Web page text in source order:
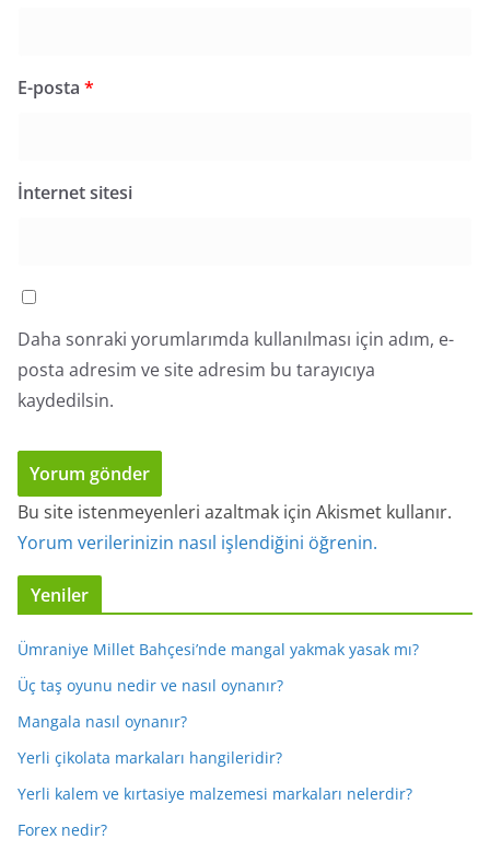
E-posta *
İnternet sitesi
Daha sonraki yorumlarımda kullanılması için adım, e-
posta adresim ve site adresim bu tarayıcıya
kaydedilsin.
Bu site istenmeyenleri azaltmak için Akismet kullanır.
Yorum verilerinizin nasıl işlendiğini öğrenin.
Yeniler
Ümraniye Millet Bahçesi’nde mangal yakmak yasak mı?
Üç taş oyunu nedir ve nasıl oynanır?
Mangala nasıl oynanır?
Yerli çikolata markaları hangileridir?
Yerli kalem ve kırtasiye malzemesi markaları nelerdir?
Forex nedir?